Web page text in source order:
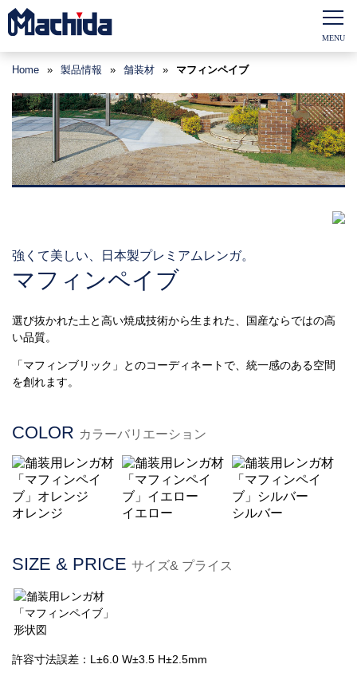
Home » 製品情報 » 舗装材 » マフィンペイブ
強くて美しい、日本製プレミアムレンガ。
マフィンペイブ
選び抜かれた土と高い焼成技術から生まれた、国産ならではの高
い品質。
「マフィンブリック」とのコーディネートで、統一感のある空間
を創れます。
COLOR カラーバリエーション
オレンジ イエロー シルバー
SIZE & PRICE サイズ& プライス
許容寸法誤差：L±6.0 W±3.5 H±2.5mm